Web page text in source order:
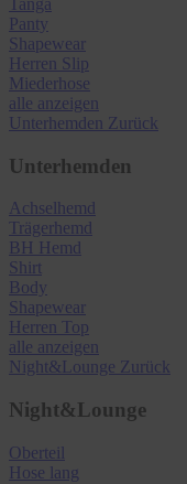
Panty
Shapewear
Herren Slip
Miederhose
alle anzeigen
Unterhemden Zurück
Unterhemden
Achselhemd
Trägerhemd
BH Hemd
Shirt
Body
Shapewear
Herren Top
alle anzeigen
Night&Lounge Zurück
Night&Lounge
Oberteil
Hose lang